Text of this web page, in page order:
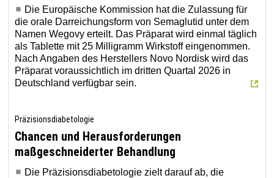
Die Europäische Kommission hat die Zulassung für
die orale Darreichungsform von Semaglutid unter dem
Namen Wegovy erteilt. Das Präparat wird einmal täglich
als Tablette mit 25 Milligramm Wirkstoff eingenommen.
Nach Angaben des Herstellers Novo Nordisk wird das
Präparat voraussichtlich im dritten Quartal 2026 in
Deutschland verfügbar sein.
Präzisionsdiabetologie
Chancen und Herausforderungen
maßgeschneiderter Behandlung
Die Präzisionsdiabetologie zielt darauf ab, die